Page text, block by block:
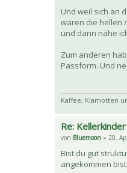
Und weil sich an
waren die hellen
und dann nähe
Zum anderen
Passform. Und
Kaffee, Klamotten
Re:
von Bluemoon » 20.
Bist du gut
angekommen